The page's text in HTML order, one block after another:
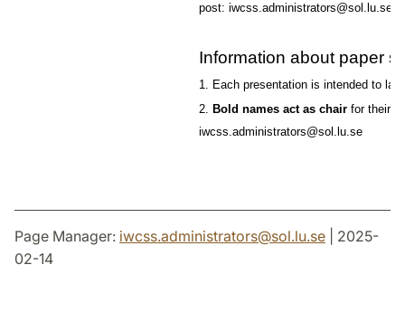
post: iwcss.administrators@sol.lu.se
Information about paper
1. Each presentation is intended to
2. Bold names act as chair for their
iwcss.administrators@sol.lu.se
Page Manager: iwcss.administrators@sol.lu.se | 2025-
02-14